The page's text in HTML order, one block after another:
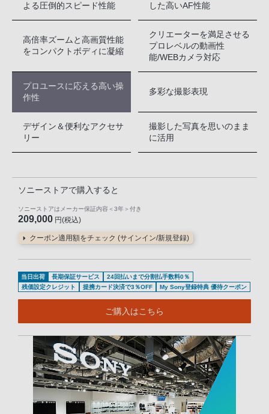
よる圧倒的スピード性能
した高いAF性能
高倍率ズームと高画質性能
をコンパクトボディに凝縮
クリエーターを満足させる
プロレベルの動画性
能/WEBカメラ対応
プロユースに応える高い操
作性
多彩な撮影表現
デザイン＆便利なアクセサ
リー
撮影した写真を思いのまま
に活用
ソニーストアで購入すると
ソニーストアはメーカー保証内容 ＜3年＞ 付き
209,000 円(税込)
クーポン適用額をチェック (サインイン/新規登録)
当日出荷 長期保証サービス
24回払いまで分割払手数料0％
残価設定クレジット
提携カード決済で3％OFF My Sony登録特典 優待クーポン
ご購入はこちら